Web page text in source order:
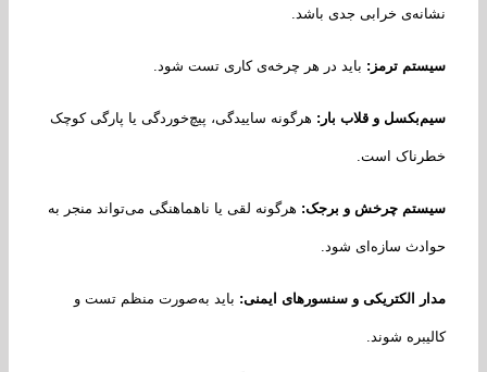
خرابی جدی باشد.
ترمز:باید در هر چرخه‌ی کاری تست شود.
و قلاب بار: هرگونه ساییدگی، پیچ‌خوردگی یا پارگی کوچک
است.
چرخش و برجک:هرگونه لقی یا ناهماهنگی می‌تواند منجر به
سازه‌ای شود.
الکتریکی و سنسورهای ایمنی:باید به‌صورت منظم تست و
شوند.